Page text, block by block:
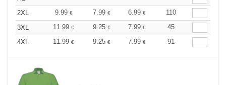
2XL
9.99 € 7.99 € 6.99 €
110
3XL
11.99 € 9.25 € 7.99 €
45
4XL
11.99 € 9.25 € 7.99 € 91